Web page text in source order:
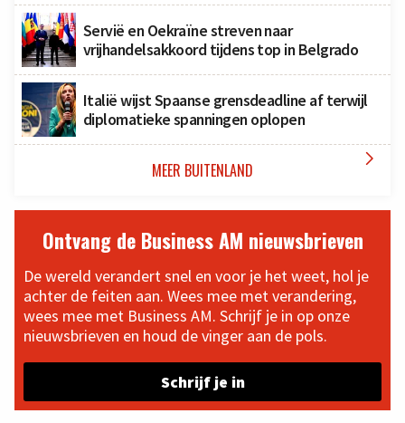
Servië en Oekraïne streven naar
vrijhandelsakkoord tijdens top in Belgrado
Italië wijst Spaanse grensdeadline af terwijl
diplomatieke spanningen oplopen
MEER BUITENLAND 
Ontvang de Business AM nieuwsbrieven
De wereld verandert snel en voor je het weet, hol je
achter de feiten aan. Wees mee met verandering,
wees mee met Business AM. Schrijf je in op onze
nieuwsbrieven en houd de vinger aan de pols.
Schrijf je in